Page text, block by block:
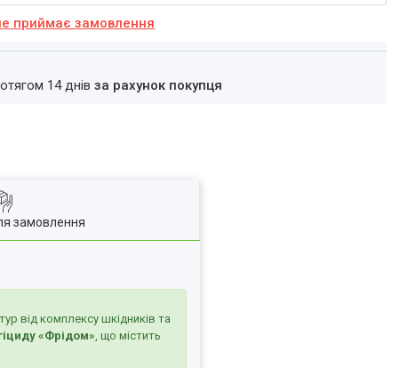
приймає замовлення
14 днівза рахунок покупця
замовлення
від комплексу шкідників та
«Фрідом» , що містить